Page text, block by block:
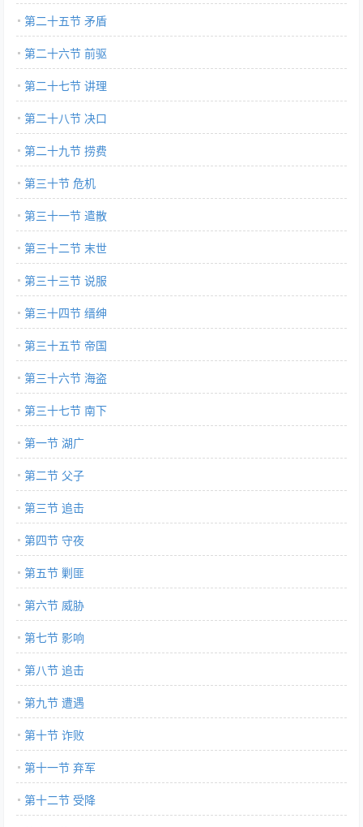
第二十五节 矛盾
第二十六节 前驱
第二十七节 讲理
第二十八节 决口
第二十九节 捞费
第三十节 危机
第三十一节 遣散
第三十二节 末世
第三十三节 说服
第三十四节 缙绅
第三十五节 帝国
第三十六节 海盗
第三十七节 南下
第一节 湖广
第二节 父子
第三节 追击
第四节 守夜
第五节 剿匪
第六节 威胁
第七节 影响
第八节 追击
第九节 遭遇
第十节 诈败
第十一节 弃军
第十二节 受降